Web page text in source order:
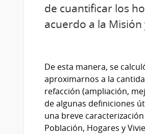
de cuantificar los
acuerdo a la
De esta manera, se
aproximarnos a la
refacción (ampliación,
de algunas definiciones
una breve
Población, Hogares y